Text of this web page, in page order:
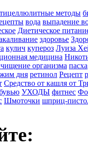
методы
вода выпадение
Диетическое
здоровье
кулич купероз Луиза
медицина
организма пасха
дня ретинол Рецепт
Средство от кашля от
УХОДЫ фитнес
Шмоточки шприц-